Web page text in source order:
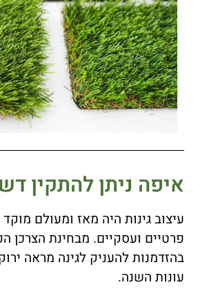
איפה ניתן להתקין
עיצוב גינות היה מאז ומעולם
פרטיים ועסקיים. מבחינת הצרכן
בהזדמנות להעניק לגינה מראה
עונות השנה.